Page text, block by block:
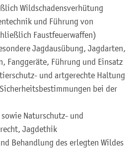
Wildschadensverhütung
und Führung von
Faustfeuerwaffen)
Jagdausübung, Jagdarten,
Fanggeräte, Führung und Einsatz
und artgerechte Haltung
bei der
Naturschutz- und
Jagdethik
Behandlung des erlegten Wildes